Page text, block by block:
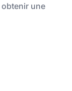
obtenir une